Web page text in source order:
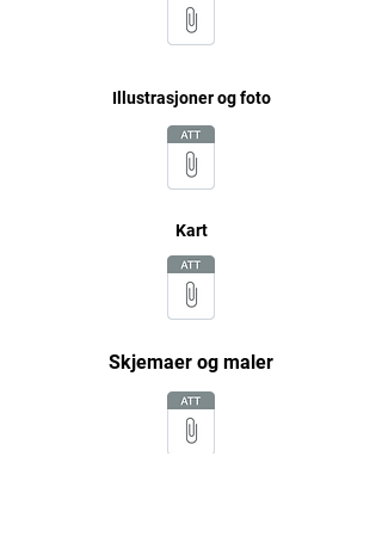
Illustrasjoner og foto
Kart
Skjemaer og maler